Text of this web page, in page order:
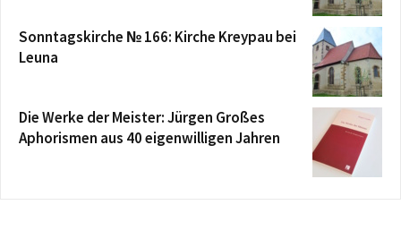
Sonntagskirche № 166: Kirche Kreypau bei
Leuna
Die Werke der Meister: Jürgen Großes
Aphorismen aus 40 eigenwilligen Jahren